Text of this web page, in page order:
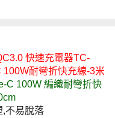
快速充電器TC-
100W耐彎折快充線-3米
C 100W 編織耐彎折快
,不易脫落